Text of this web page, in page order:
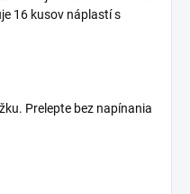
16 kusov náplastí s
Prelepte bez napínania